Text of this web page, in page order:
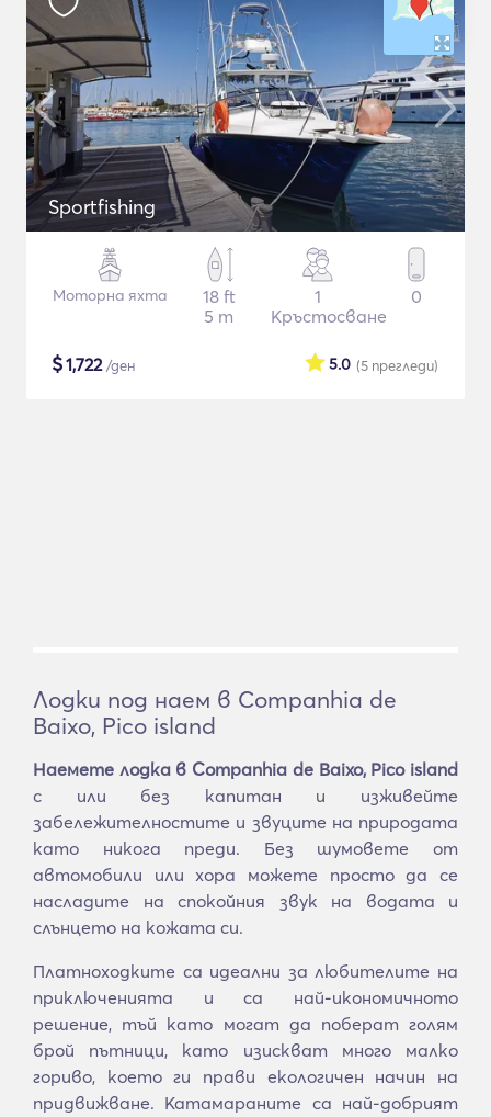
Sportfishing
Моторна яхта
18 ft
5 m
1
Кръстосване
0
$1,722/ден (5 прегледи)
5.0
Лодки под наем в Companhia de
Baixo, Pico island
Наемете лодка в Companhia de Baixo, Pico island
с или без капитан и изживейте
забележителностите и звуците на природата
като никога преди. Без шумовете от
автомобили или хора можете просто да се
насладите на спокойния звук на водата и
слънцето на кожата си.
Платноходките са идеални за любителите на
приключенията и са най-икономичното
решение, тъй като могат да поберат голям
брой пътници, като изискват много малко
гориво, което ги прави екологичен начин на
придвижване. Катамараните са най-добрият